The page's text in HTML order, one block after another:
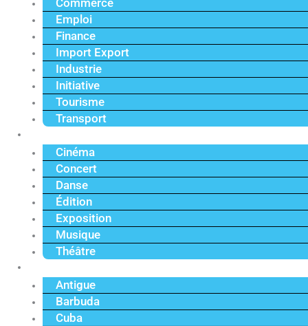
Commerce
Emploi
Finance
Import Export
Industrie
Initiative
Tourisme
Transport
Cinéma
Concert
Danse
Édition
Exposition
Musique
Théâtre
Antigue
Barbuda
Cuba